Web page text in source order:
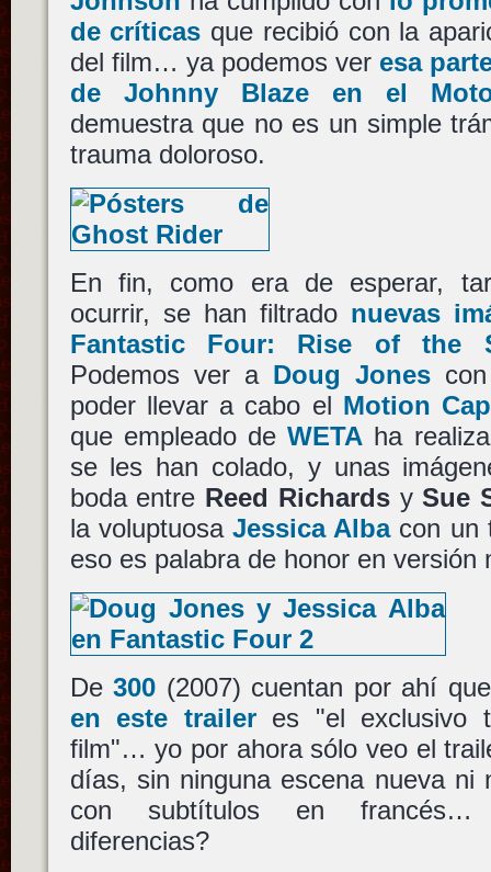
de críticas que recibió con la
del film… ya podemos ver esa
de Johnny Blaze en el
demuestra que no es un simple
trauma doloroso.
En fin, como era de esperar,
ocurrir, se han filtrado nuevas
Fantastic Four: Rise of the
Podemos ver a Doug Jonescon
poder llevar a cabo el Motion
que empleado deWETA ha
se les han colado, y unas
boda entre Reed RichardsySue
la voluptuosa Jessica Albacon un
eso es palabra de honor en versión
De300 (2007) cuentan por ahí
en este traileres "el exclusivo
film"… yo por ahora sólo veo el
días, sin ninguna escena nueva ni
con subtítulos en francés…
diferencias?